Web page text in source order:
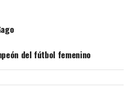
del fútbol femenino